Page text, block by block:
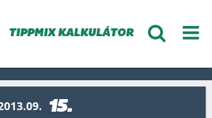
TIPPMIX KALKULÁTOR
15.